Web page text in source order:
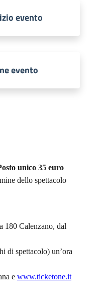
evento
evento
unico 35 euro
dello spettacolo
180 Calenzano, dal
di spettacolo) un’ora
e www.ticketone.it